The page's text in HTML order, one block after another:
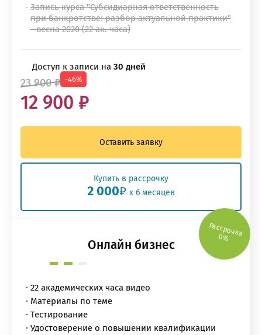
Запись курса "Субсидиарная ответственность
при банкротстве: разбор актуальной практики"
- весна 2020 (22 ак. часа)
Доступ к записи на 30 дней
23 900 ₽ -46%
12 900 ₽
Оставить заявку
Купить в рассрочку
2 000₽ x 6 месяцев
Рассрочка
0%
Онлайн бизнес
22 академических часа видео
Материалы по теме
Тестирование
Удостоверение о повышении квалификации